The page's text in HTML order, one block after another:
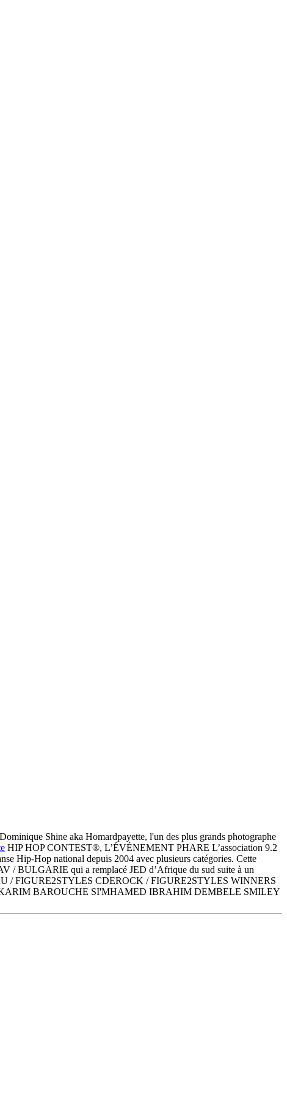
Shine aka Homardpayette, l'un des plus grands photographe
HIP HOP CONTEST®, L’ÉVÉNEMENT PHARE L’association 9.2
Hip-Hop national depuis 2004 avec plusieurs catégories. Cette
/ BULGARIE qui a remplacé JED d’Afrique du sud suite à un
FIGURE2STYLES CDEROCK / FIGURE2STYLES WINNERS
BAROUCHE SI'MHAMED IBRAHIM DEMBELE SMILEY